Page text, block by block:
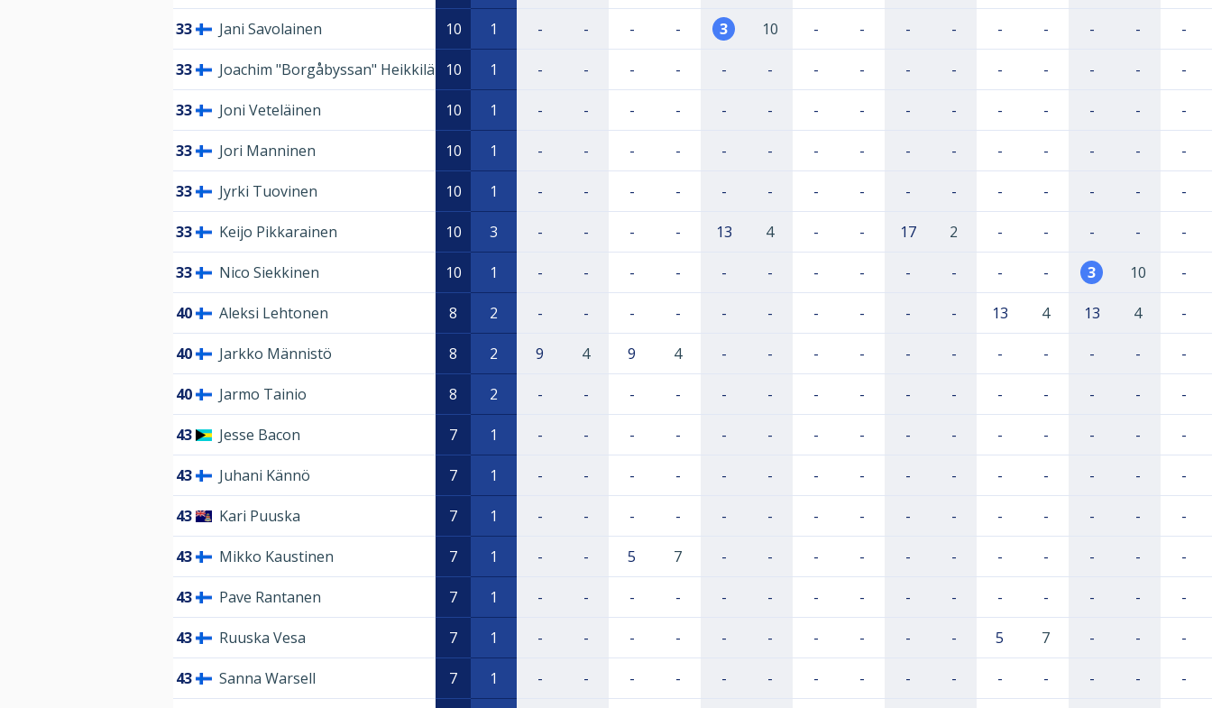
33 Jani Savolainen 10 1 - - - - 3 10 - - - - - - - - -
33 Joachim "Borgåbyssan" Heikkilä 10 1 - - - - - - - - - - - - - - -
33 Joni Veteläinen 10 1 - - - - - - - - - - - - - - -
33 Jori Manninen 10 1 - - - - - - - - - - - - - - -
33 Jyrki Tuovinen 10 1 - - - - - - - - - - - - - - -
33 Keijo Pikkarainen 10 3 - - - - 13 4 - - 17 2 - - - - -
33 Nico Siekkinen 10 1 - - - - - - - - - - - - 3 10 -
40 Aleksi Lehtonen 8 2 - - - - - - - - - - 13 4 13 4 -
40 Jarkko Männistö 8 2 9 4 9 4 - - - - - - - - - - -
40 Jarmo Tainio 8 2 - - - - - - - - - - - - - - -
43 Jesse Bacon 7 1 - - - - - - - - - - - - - - -
43 Juhani Kännö 7 1 - - - - - - - - - - - - - - -
43 Kari Puuska 7 1 - - - - - - - - - - - - - - -
43 Mikko Kaustinen 7 1 - - 5 7 - - - - - - - - - - -
43 Pave Rantanen 7 1 - - - - - - - - - - - - - - -
43 Ruuska Vesa 7 1 - - - - - - - - - - 5 7 - - -
43 Sanna Warsell 7 1 - - - - - - - - - - - - - - -